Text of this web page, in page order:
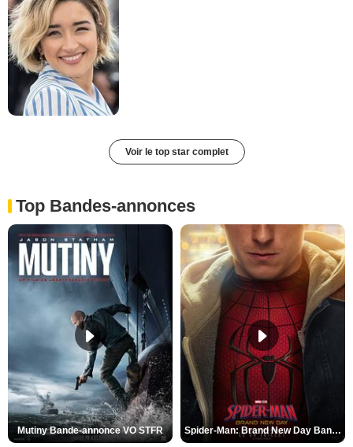
Voir le top star complet
Top Bandes-annonces
Mutiny Bande-annonce VO STFR Spider-Man: Brand New Day Bande-annonce VO STFR